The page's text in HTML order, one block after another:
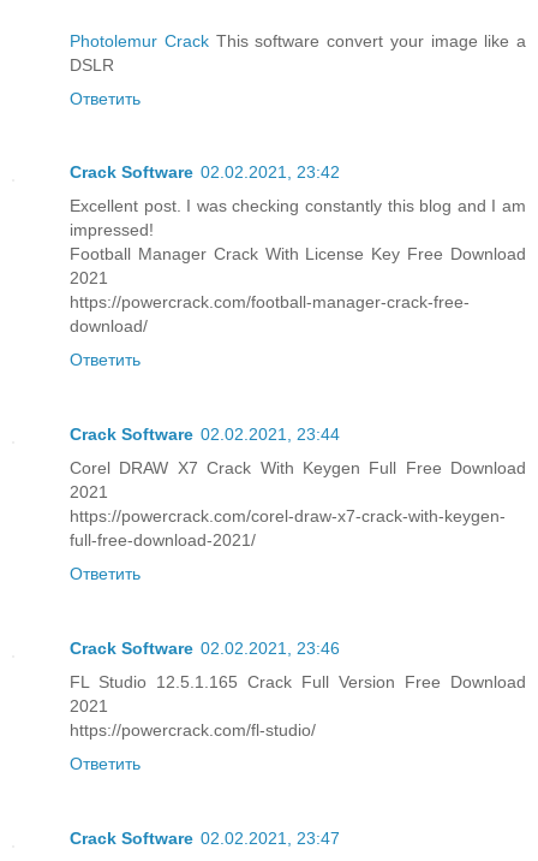
Photolemur CrackThis software convert your image like a
DSLR
Ответить
Crack Software 02.02.2021, 23:42
Excellent post. I was checking constantly this blog and I am
impressed!
Football Manager Crack With License Key Free Download
2021
https://powercrack.com/football-manager-crack-free-
download/
Ответить
Crack Software 02.02.2021, 23:44
Corel DRAW X7 Crack With Keygen Full Free Download
2021
https://powercrack.com/corel-draw-x7-crack-with-keygen-
full-free-download-2021/
Ответить
Crack Software 02.02.2021, 23:46
FL Studio 12.5.1.165 Crack Full Version Free Download
2021
https://powercrack.com/fl-studio/
Ответить
Crack Software 02.02.2021, 23:47